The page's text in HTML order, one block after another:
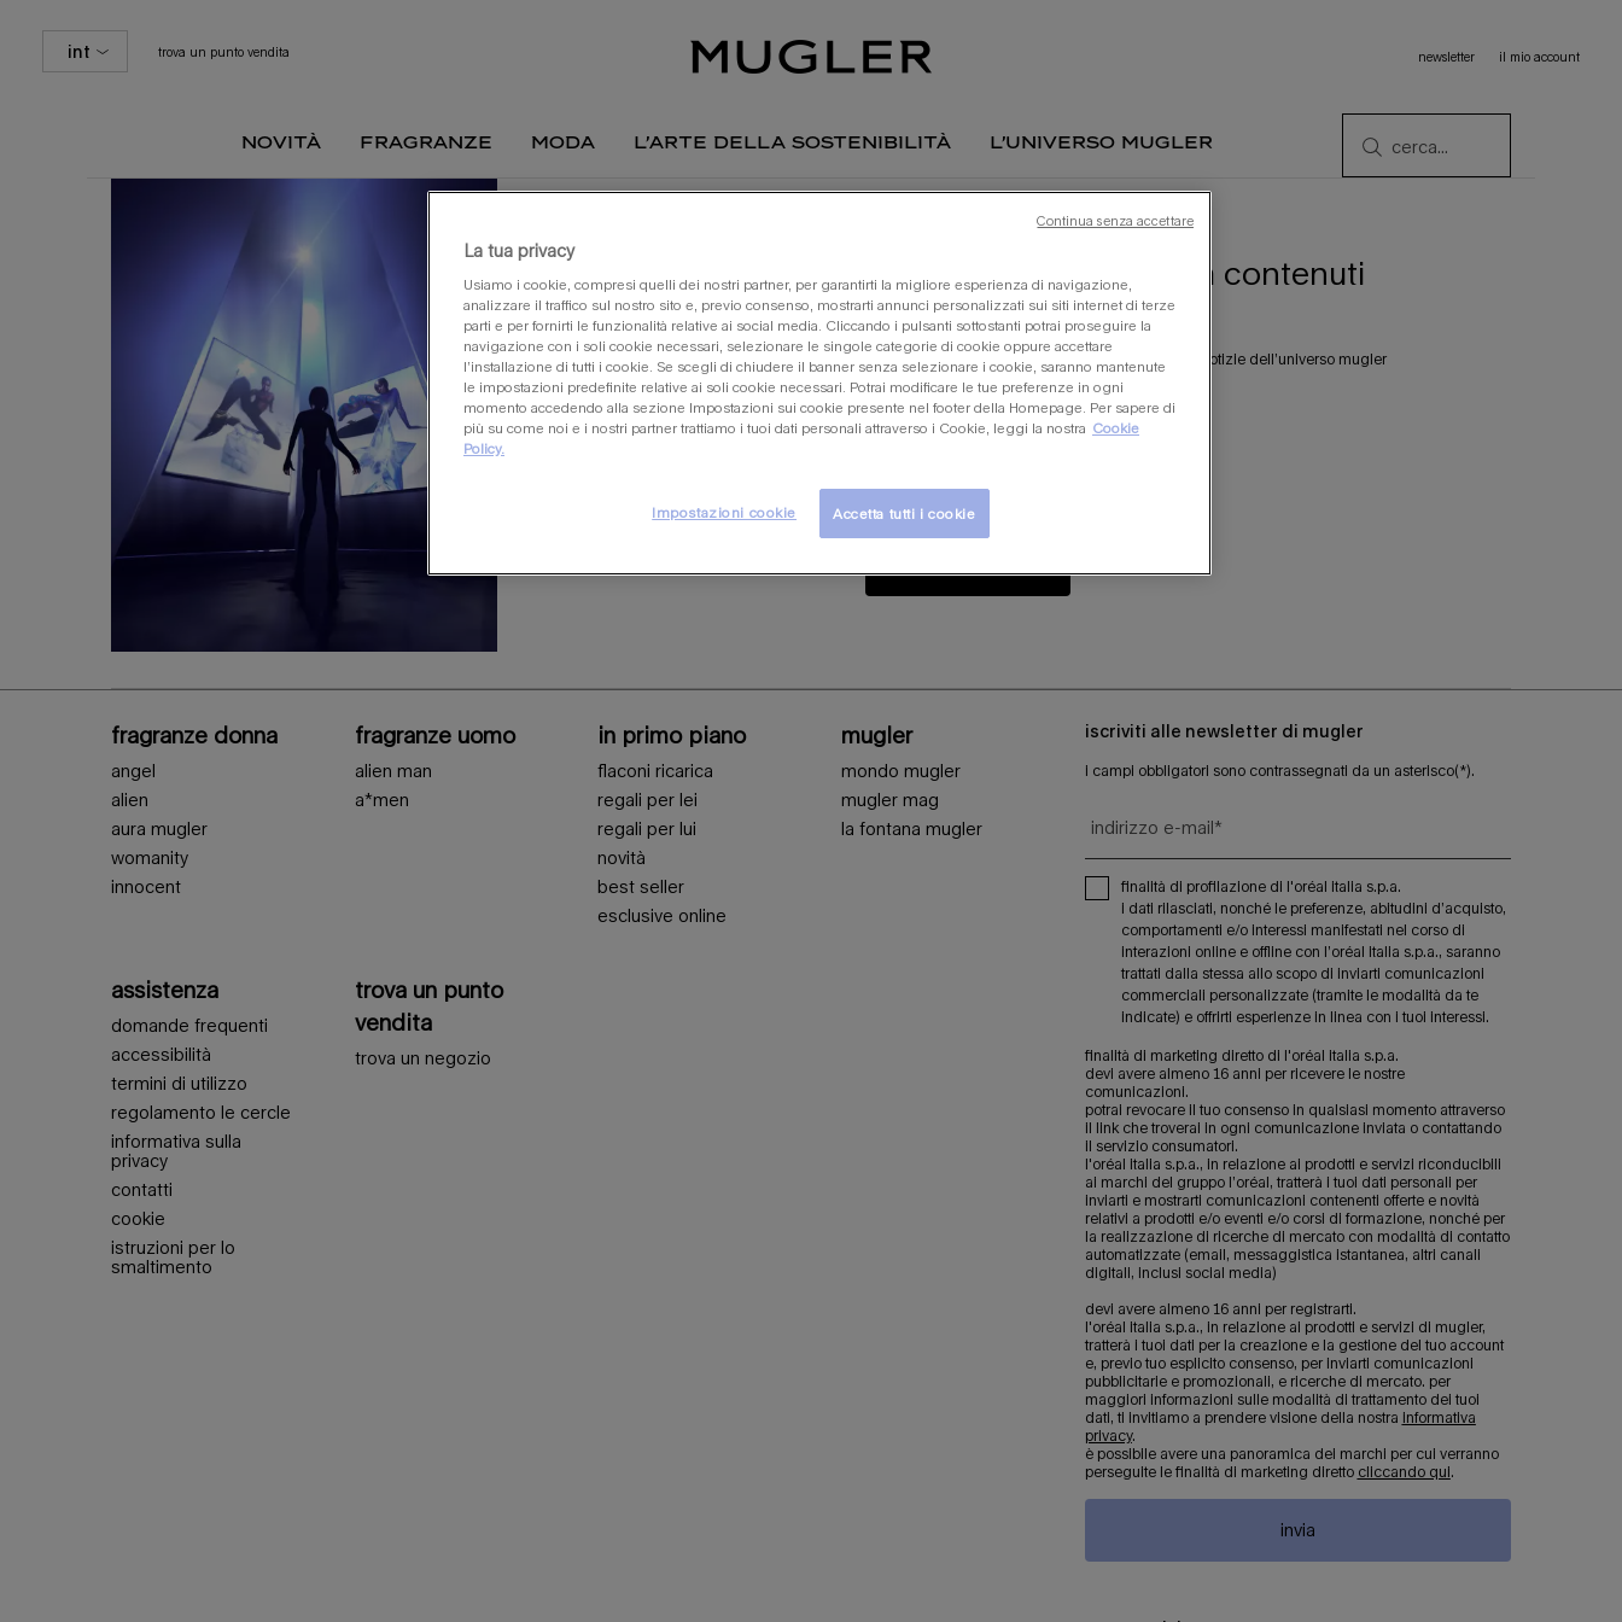
int trova un punto vendita newsletter il mio account
novità fragranze moda l’arte della sostenibilità l’universo mugler cerca...
sblocca il tuo accesso a contenuti
esclusivi
crea un account o accedi per conoscere le ultime notizie dell’universo mugler
crea un account
Già registrato?
fragranze donna
angel
alien
aura mugler
womanity
innocent
fragranze uomo
alien man
a*men
in primo piano
flaconi ricarica
regali per lei
regali per lui
novità
best seller
esclusive online
mugler
mondo mugler
mugler mag
la fontana mugler
assistenza
domande frequenti
accessibilità
termini di utilizzo
regolamento le cercle
informativa sulla
privacy
contatti
cookie
istruzioni per lo
smaltimento
trova un punto
vendita
trova un negozio
iscriviti alle newsletter di mugler
i campi obbligatori sono contrassegnati da un asterisco(*).
indirizzo e-mail*
finalità di profilazione di l'oréal italia s.p.a.
i dati rilasciati, nonché le preferenze, abitudini d’acquisto,
comportamenti e/o interessi manifestati nel corso di
interazioni online e offline con l’oréal italia s.p.a., saranno
trattati dalla stessa allo scopo di inviarti comunicazioni
commerciali personalizzate (tramite le modalità da te
indicate) e offrirti esperienze in linea con i tuoi interessi.
finalità di marketing diretto di l'oréal italia s.p.a.
devi avere almeno 16 anni per ricevere le nostre
comunicazioni.
potrai revocare il tuo consenso in qualsiasi momento attraverso
il link che troverai in ogni comunicazione inviata o contattando
il servizio consumatori.
l'oréal italia s.p.a., in relazione ai prodotti e servizi riconducibili
ai marchi del gruppo l’oréal, tratterà i tuoi dati personali per
inviarti e mostrarti comunicazioni contenenti offerte e novità
relativi a prodotti e/o eventi e/o corsi di formazione, nonché per
la realizzazione di ricerche di mercato con modalità di contatto
automatizzate (email, messaggistica istantanea, altri canali
digitali, inclusi social media)
devi avere almeno 16 anni per registrarti.
l'oréal italia s.p.a., in relazione ai prodotti e servizi di mugler,
tratterà i tuoi dati per la creazione e la gestione del tuo account
e, previo tuo esplicito consenso, per inviarti comunicazioni
pubblicitarie e promozionali, e ricerche di mercato. per
maggiori informazioni sulle modalità di trattamento dei tuoi
dati, ti invitiamo a prendere visione della nostra informativa
privacy.
è possibile avere una panoramica dei marchi per cui verranno
perseguite le finalità di marketing diretto cliccando qui.
invia
La tua privacy
Usiamo i cookie, compresi quelli dei nostri partner, per garantirti la migliore esperienza di navigazione,
analizzare il traffico sul nostro sito e, previo consenso, mostrarti annunci personalizzati sui siti internet di terze
parti e per fornirti le funzionalità relative ai social media. Cliccando i pulsanti sottostanti potrai proseguire la
navigazione con i soli cookie necessari, selezionare le singole categorie di cookie oppure accettare
l’installazione di tutti i cookie. Se scegli di chiudere il banner senza selezionare i cookie, saranno mantenute
le impostazioni predefinite relative ai soli cookie necessari. Potrai modificare le tue preferenze in ogni
momento accedendo alla sezione Impostazioni sui cookie presente nel footer della Homepage. Per sapere di
più su come noi e i nostri partner trattiamo i tuoi dati personali attraverso i Cookie, leggi la nostra Cookie
Policy.
Impostazioni cookie Accetta tutti i cookie
Continua senza accettare